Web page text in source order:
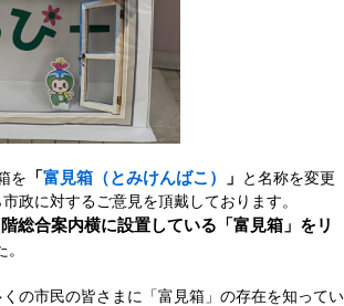
を 「富見箱（とみけんばこ） 」
と名称を変更
政に対するご意見を頂戴しております。
総合案内横に設置している「富見箱」をリ
の市民の皆さまに「富見箱」の存在を知ってい